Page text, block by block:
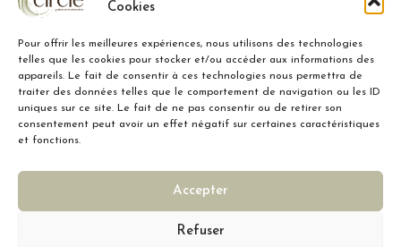
Cookies
Pour offrir les meilleures expériences, nous utilisons des technologies
telles que les cookies pour stocker et/ou accéder aux informations des
appareils. Le fait de consentir à ces technologies nous permettra de
traiter des données telles que le comportement de navigation ou les ID
uniques sur ce site. Le fait de ne pas consentir ou de retirer son
consentement peut avoir un effet négatif sur certaines caractéristiques
et fonctions.
Accepter
Refuser
Liens
ACCUEIL
PRÉSENTATION
MENU
CONTACT